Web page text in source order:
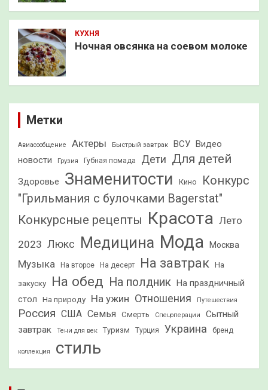
КУХНЯ
Ночная овсянка на соевом молоке
Метки
Авиасообщение Актеры Быстрый завтрак ВСУ
Видео
новости
Грузия Губная помада Дети Для детей
Здоровье Знаменитости Кино
Конкурс
"Грильмания с булочками Bagerstat"
Конкурсные рецепты Красота Лето
2023 Люкс Медицина Мода Москва
Музыка На второе На десерт На завтрак На
закуску На обед На полдник
На праздничный
стол
На природу На ужин Отношения Путешествия
Россия США Семья Смерть Спецоперации
Сытный
завтрак
Тени для век Туризм Турция Украина бренд
коллекция стиль